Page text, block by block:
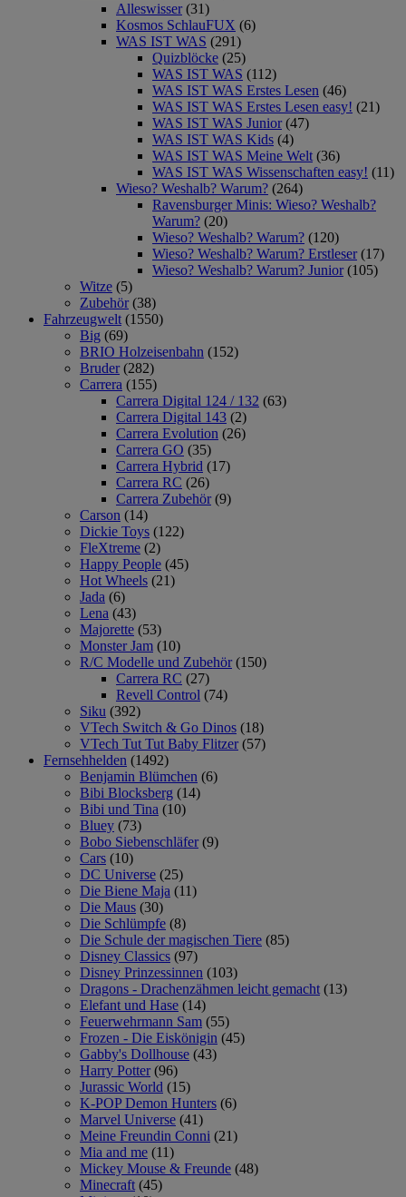
Alleswisser (31)
Kosmos SchlauFUX (6)
WAS IST WAS (291)
Quizblöcke (25)
WAS IST WAS (112)
WAS IST WAS Erstes Lesen (46)
WAS IST WAS Erstes Lesen easy! (21)
WAS IST WAS Junior (47)
WAS IST WAS Kids (4)
WAS IST WAS Meine Welt (36)
WAS IST WAS Wissenschaften easy! (11)
Wieso? Weshalb? Warum? (264)
Ravensburger Minis: Wieso? Weshalb?
Warum? (20)
Wieso? Weshalb? Warum? (120)
Wieso? Weshalb? Warum? Erstleser (17)
Wieso? Weshalb? Warum? Junior (105)
Witze (5)
Zubehör (38)
Fahrzeugwelt (1550)
Big (69)
BRIO Holzeisenbahn (152)
Bruder (282)
Carrera (155)
Carrera Digital 124 / 132 (63)
Carrera Digital 143 (2)
Carrera Evolution (26)
Carrera GO (35)
Carrera Hybrid (17)
Carrera RC (26)
Carrera Zubehör (9)
Carson (14)
Dickie Toys (122)
FleXtreme (2)
Happy People (45)
Hot Wheels (21)
Jada (6)
Lena (43)
Majorette (53)
Monster Jam (10)
R/C Modelle und Zubehör (150)
Carrera RC (27)
Revell Control (74)
Siku (392)
VTech Switch & Go Dinos (18)
VTech Tut Tut Baby Flitzer (57)
Fernsehhelden (1492)
Benjamin Blümchen (6)
Bibi Blocksberg (14)
Bibi und Tina (10)
Bluey (73)
Bobo Siebenschläfer (9)
Cars (10)
DC Universe (25)
Die Biene Maja (11)
Die Maus (30)
Die Schlümpfe (8)
Die Schule der magischen Tiere (85)
Disney Classics (97)
Disney Prinzessinnen (103)
Dragons - Drachenzähmen leicht gemacht (13)
Elefant und Hase (14)
Feuerwehrmann Sam (55)
Frozen - Die Eiskönigin (45)
Gabby's Dollhouse (43)
Harry Potter (96)
Jurassic World (15)
K-POP Demon Hunters (6)
Marvel Universe (41)
Meine Freundin Conni (21)
Mia and me (11)
Mickey Mouse & Freunde (48)
Minecraft (45)